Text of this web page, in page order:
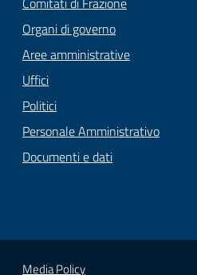
Organi di governo
Aree amministrative
Uffici
Politici
Personale Amministrativo
Documenti e dati
Media Policy